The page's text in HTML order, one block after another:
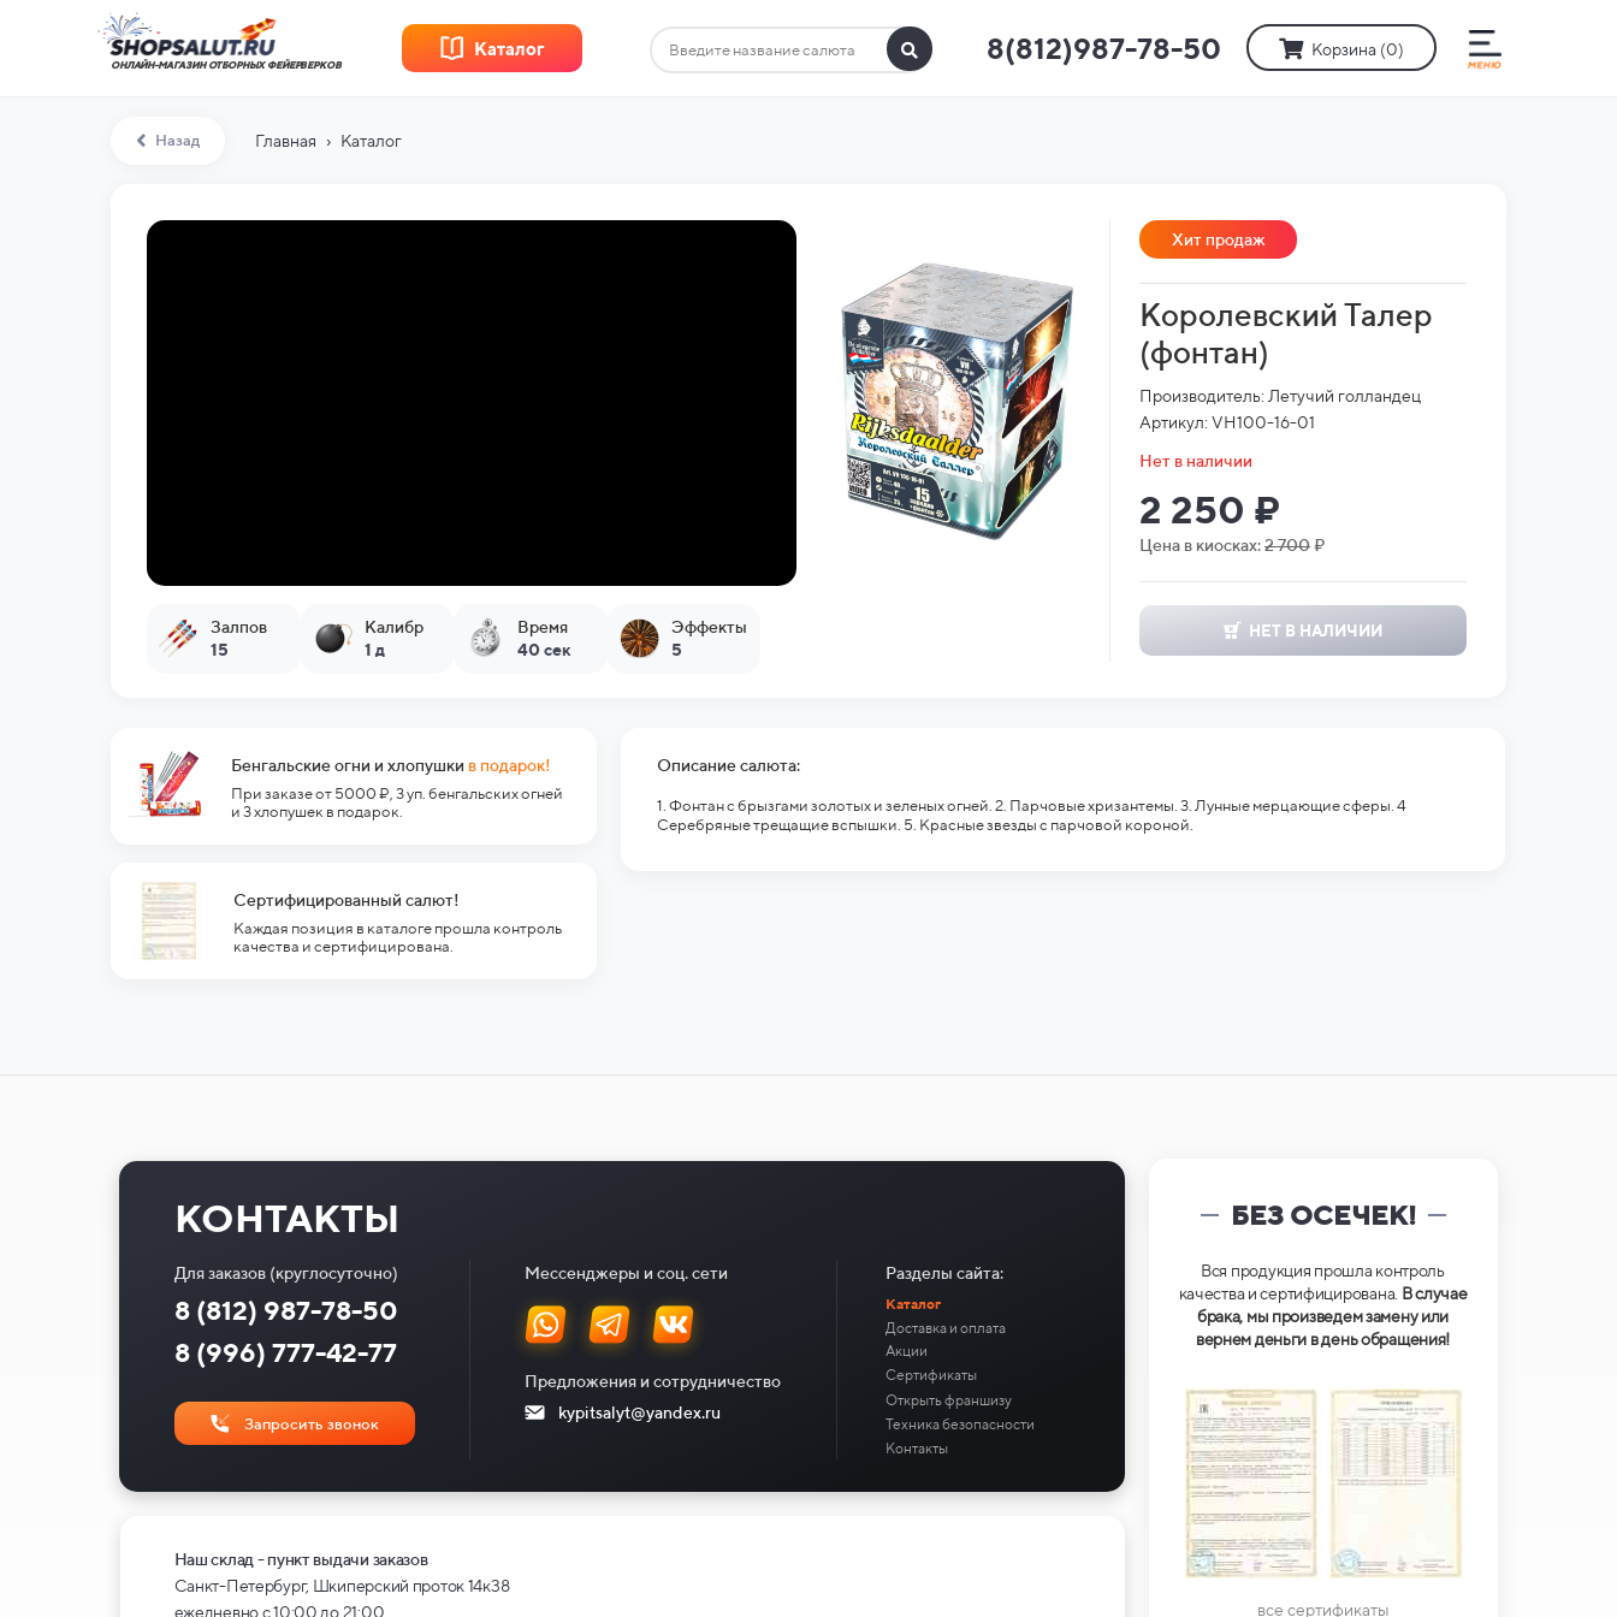
ОНЛАЙН-МАГАЗИН ОТБОРНЫХ ФЕЙЕРВЕРКОВ 8(812)987-78-50 Корзина (0)
Каталог
Назад Главная › Каталог
Залпов
15
Калибр
1 д
Время
40 сек
Эффекты
5
Хит продаж
Королевский Талер
(фонтан)
Производитель: Летучий голландец
Артикул: VH100-16-01
Нет в наличии
2 250 ₽
Цена в киосках:2 700₽
НЕТ В НАЛИЧИИ
Бенгальские огни и хлопушки в подарок!
При заказе от 5000 ₽, 3 уп. бенгальских огней
и 3 хлопушек в подарок.
Сертифицированный салют!
Каждая позиция в каталоге прошла контроль
качества и сертифицирована.
Описание салюта:
1. Фонтан с брызгами золотых и зеленых огней. 2. Парчовые хризантемы. 3. Лунные мерцающие сферы. 4
Серебряные трещащие вспышки. 5. Красные звезды с парчовой короной.
БЕЗ ОСЕЧЕК!
Вся продукция прошла контроль
качества и сертифицирована. В случае
брака, мы произведем замену или
вернем деньги в день обращения!
все сертификаты
КОНТАКТЫ
Для заказов (круглосуточно)
8 (996) 777-42-77
8 (812) 987-78-50
Запросить звонок
Мессенджеры и соц. сети
Предложения и сотрудничество
kypitsalyt@yandex.ru
Разделы сайта:
Наш склад - пункт выдачи заказов
Санкт-Петербург, Шкиперский проток 14к38
ежедневно с 10:00 до 21:00
Каталог
Техника безопасности
Доставка и оплата
Акции
Сертификаты
Открыть франшизу
Контакты